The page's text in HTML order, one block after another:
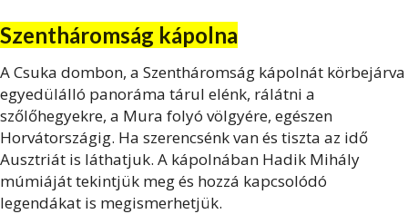
Szentháromság kápolna
A Csuka dombon, a Szentháromság kápolnát körbejárva
egyedülálló panoráma tárul elénk, rálátni a
szőlőhegyekre, a Mura folyó völgyére, egészen
Horvátországig. Ha szerencsénk van és tiszta az idő
Ausztriát is láthatjuk. A kápolnában Hadik Mihály
múmiáját tekintjük meg és hozzá kapcsolódó
legendákat is megismerhetjük.